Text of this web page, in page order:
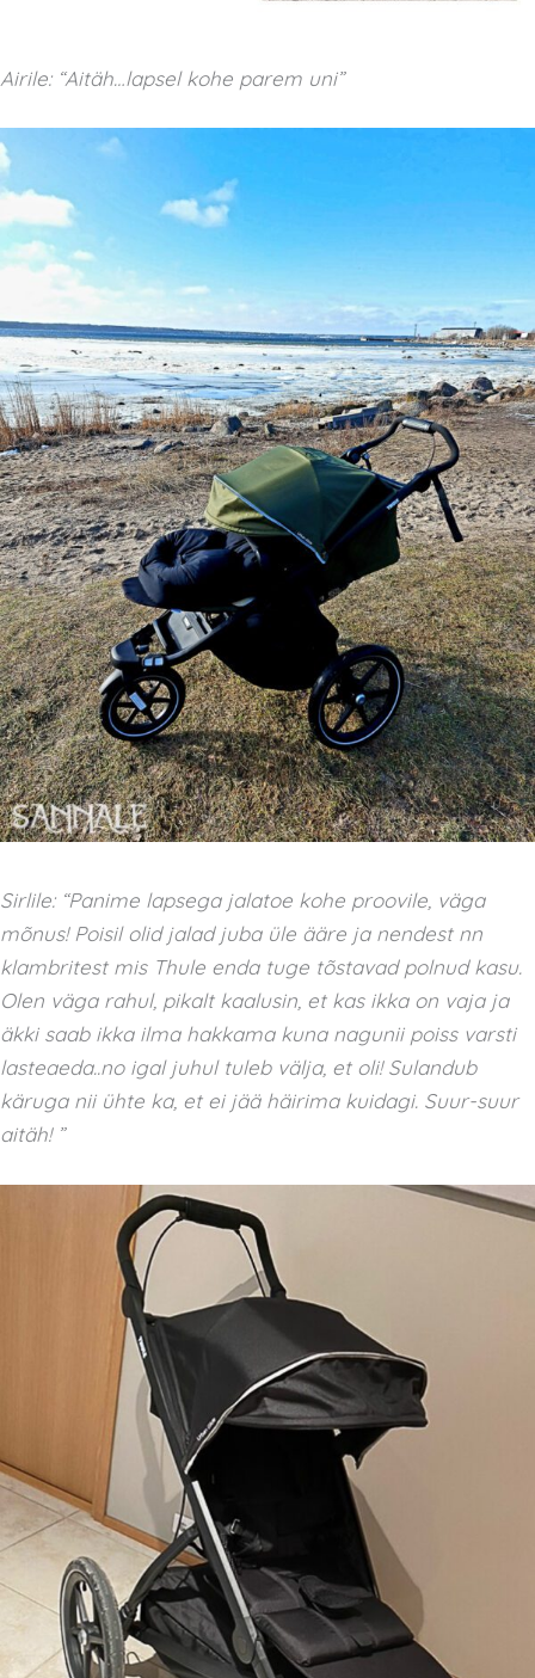
Airile: “Aitäh…lapsel kohe parem uni”
Sirlile: “Panime lapsega jalatoe kohe proovile, väga
mõnus! Poisil olid jalad juba üle ääre ja nendest nn
klambritest mis Thule enda tuge tõstavad polnud kasu.
Olen väga rahul, pikalt kaalusin, et kas ikka on vaja ja
äkki saab ikka ilma hakkama kuna nagunii poiss varsti
lasteaeda..no igal juhul tuleb välja, et oli! Sulandub
käruga nii ühte ka, et ei jää häirima kuidagi. Suur-suur
aitäh! ”